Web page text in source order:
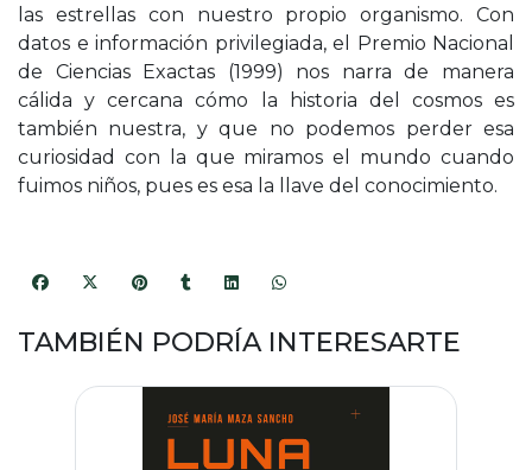
las estrellas con nuestro propio organismo. Con
datos e información privilegiada, el Premio Nacional
de Ciencias Exactas (1999) nos narra de manera
cálida y cercana cómo la historia del cosmos es
también nuestra, y que no podemos perder esa
curiosidad con la que miramos el mundo cuando
fuimos niños, pues es esa la llave del conocimiento.
TAMBIÉN PODRÍA INTERESARTE